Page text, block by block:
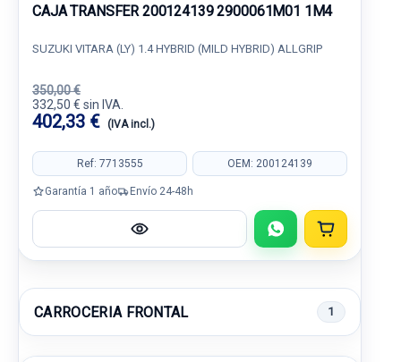
CAJA TRANSFER 200124139 2900061M01 1M4
SUZUKI VITARA (LY) 1.4 HYBRID (MILD HYBRID) ALLGRIP
350,00 €
332,50 € sin IVA.
402,33 € (IVA incl.)
Ref: 7713555 OEM: 200124139
Garantía 1 año Envío 24-48h
CARROCERIA FRONTAL 1